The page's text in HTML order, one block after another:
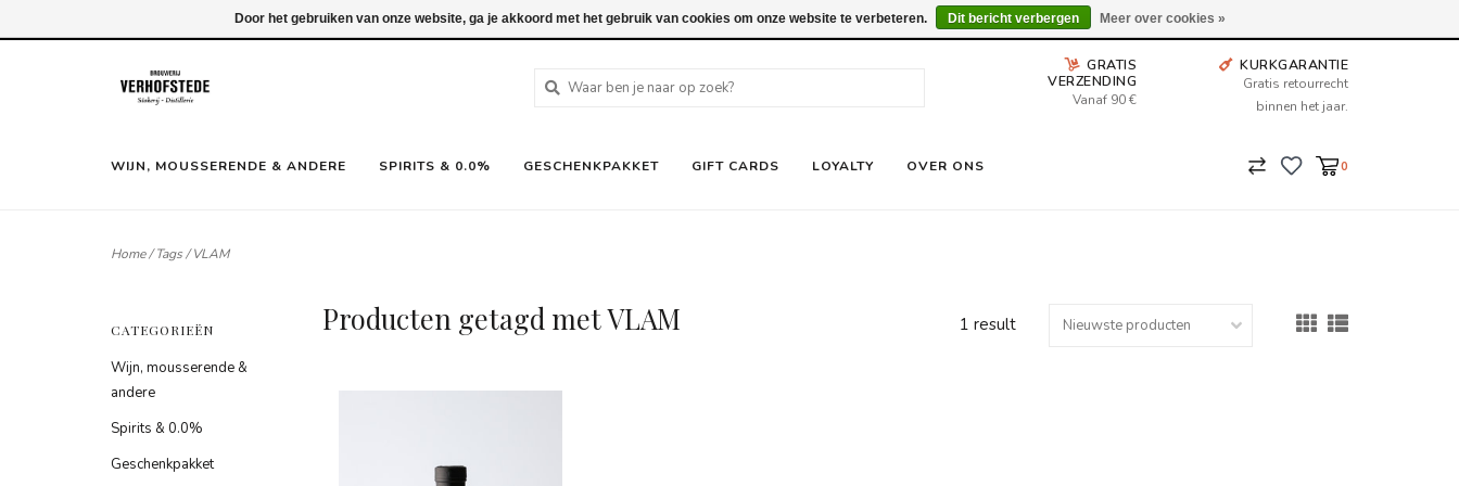
Wij leveren tot aan uw deur. Afhalen is mogelijk.
GRATIS
VERZENDING
Vanaf 90 €
KURKGARANTIE
Gratis retourrecht
binnen het jaar.
WIJN, MOUSSERENDE & ANDERE SPIRITS & 0.0% GESCHENKPAKKET GIFT CARDS LOYALTY OVER ONS 0
Home/Tags/VLAM
CATEGORIEËN
Wijn, mousserende &
andere
Spirits & 0.0%
Geschenkpakket
Producten getagd met VLAM 1 result
Door het gebruiken van onze website, ga je akkoord met het gebruik van cookies om onze website te verbeteren. Dit bericht verbergen Meer over cookies »